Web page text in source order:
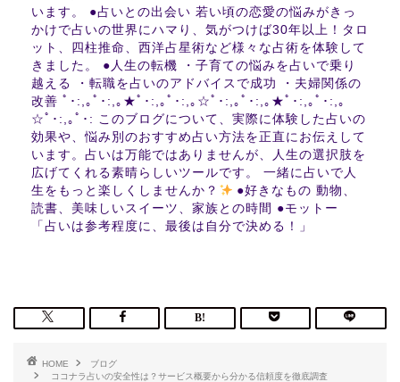
います。 ●占いとの出会い 若い頃の恋愛の悩みがきっ
かけで占いの世界にハマり、気がつけば30年以上！タロ
ット、四柱推命、西洋占星術など様々な占術を体験して
きました。 ●人生の転機 ・子育ての悩みを占いで乗り
越える ・転職を占いのアドバイスで成功 ・夫婦関係の
改善 ﾟ･:,｡ﾟ･:,｡★ﾟ･:,｡ﾟ･:,｡☆ﾟ･:,｡ﾟ･:,｡★ﾟ･:,｡ﾟ･:,｡
☆ﾟ･:,｡ﾟ･: このブログについて、実際に体験した占いの
効果や、悩み別のおすすめ占い方法を正直にお伝えして
います。占いは万能ではありませんが、人生の選択肢を
広げてくれる素晴らしいツールです。 一緒に占いで人
生をもっと楽しくしませんか？
●好きなもの 動物、
読書、美味しいスイーツ、家族との時間 ●モットー
「占いは参考程度に、最後は自分で決める！」
HOME
ブログ
ココナラ占いの安全性は？サービス概要から分かる信頼度を徹底調査